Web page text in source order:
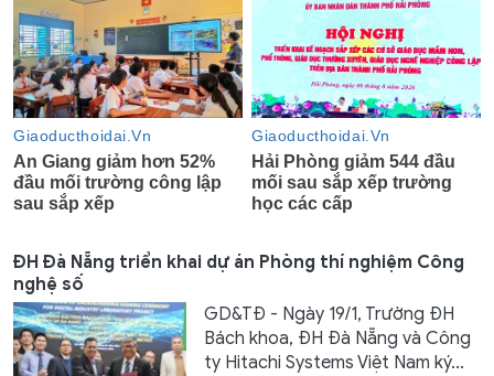
ĐH Đà Nẵng triển khai dự án Phòng thí nghiệm Công
nghệ số
GD&TĐ - Ngày 19/1, Trường ĐH
Bách khoa, ĐH Đà Nẵng và Công
ty Hitachi Systems Việt Nam ký...